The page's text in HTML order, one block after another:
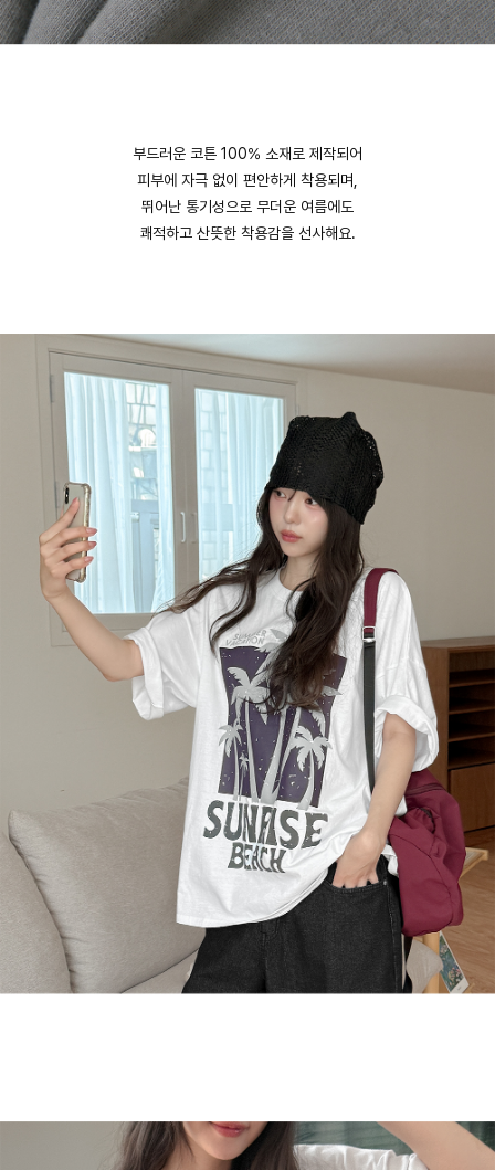
부드러운 코튼 100% 소재로 제작되어
피부에 자극 없이 편안하게 착용되며,
뛰어난 통기성으로 무더운 여름에도
쾌적하고 산뜻한 착용감을 선사해요.